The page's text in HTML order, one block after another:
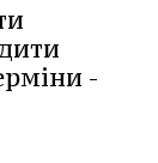
-